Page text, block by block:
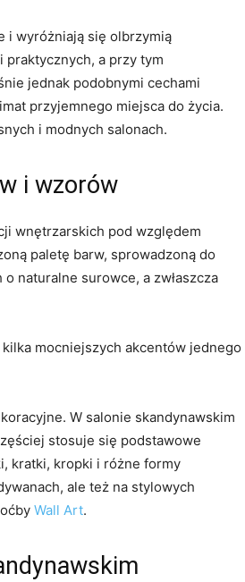
i wyróżniają się olbrzymią
praktycznych, a przy tym
jednak podobnymi cechami
przyjemnego miejsca do życia.
i modnych salonach.
i wzorów
wnętrzarskich pod względem
paletę barw, sprowadzoną do
naturalne surowce, a zwłaszcza
mocniejszych akcentów jednego
W salonie skandynawskim
stosuje się podstawowe
kratki, kropki i różne formy
ale też na stylowych
Wall Art.